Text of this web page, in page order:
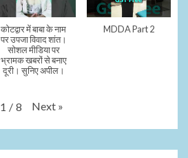
कोटद्वार में बाबा के नाम
पर उपजा विवाद शांत।
सोशल मीडिया पर
भ्रामक खबरों से बनाए
दूरी। सुनिए अपील।
MDDA Part 2
1 / 8 Next »